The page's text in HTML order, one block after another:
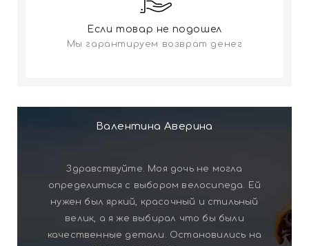
Если товар не подошел
Мы гарантируем возврат денег
Валентина Аверина
Здравствуйте. Моя дочь не могла
определиться с выбором велосипеда. Ей
нужен был яркий, красочный и стильный
велик, а я же выбирал что бы были
качественные детали. Остановились на